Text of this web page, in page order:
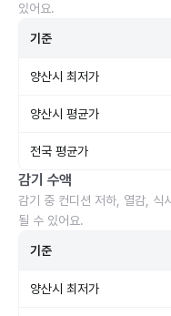
있어요.
기준
양산시 최저가
양산시 평균가
전국 평균가
감기 수액
감기 중 컨디션 저하, 열감, 식
될 수 있어요.
기준
양산시 최저가